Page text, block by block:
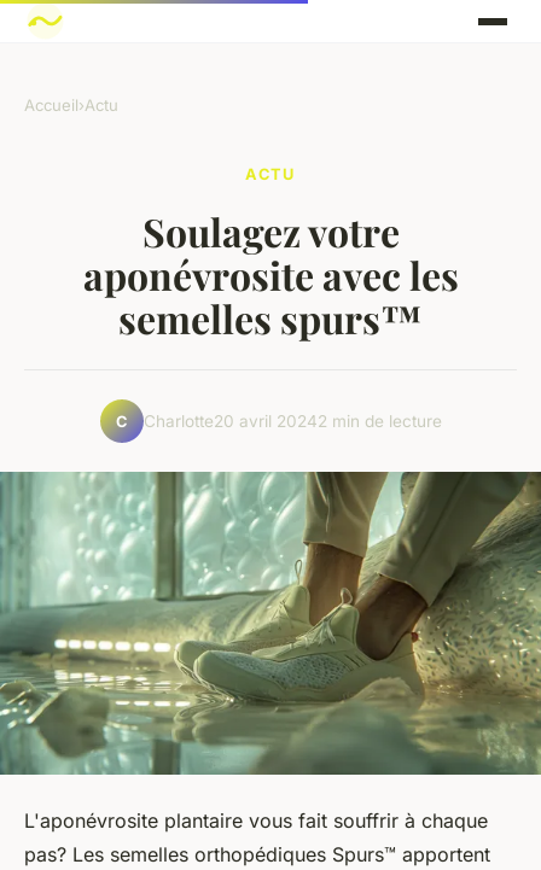
Accueil›Actu
ACTU
Soulagez votre
aponévrosite avec les
semelles spurs™
C Charlotte20 avril 20242 min de lecture
L'aponévrosite plantaire vous fait souffrir à chaque
pas? Les semelles orthopédiques Spurs™ apportent